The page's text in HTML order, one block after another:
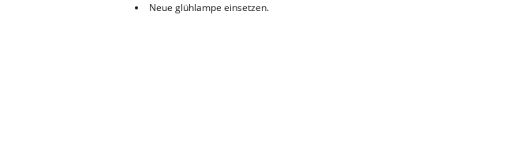
Neue glühlampe einsetzen.